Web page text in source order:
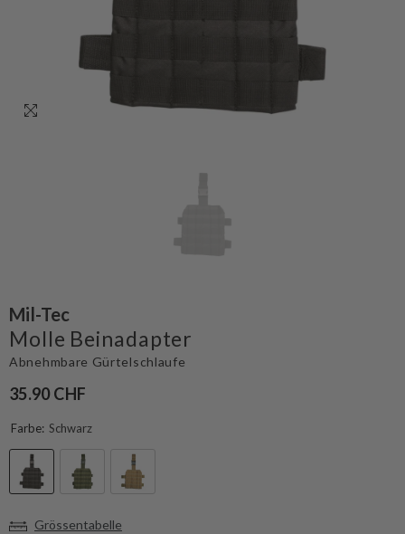
Mil-Tec
Molle Beinadapter
Abnehmbare Gürtelschlaufe
35.90 CHF
Farbe: Schwarz
Grössentabelle